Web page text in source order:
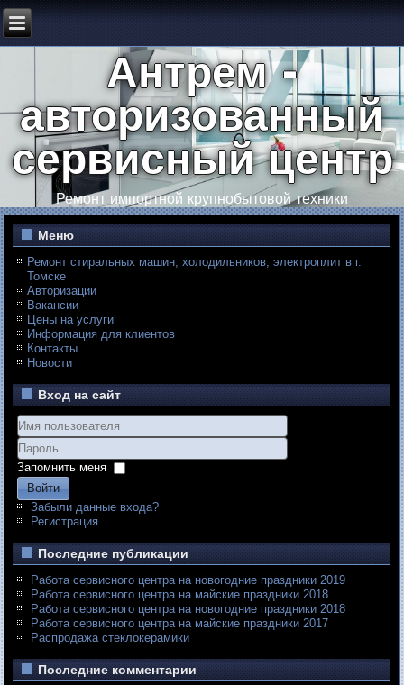
Антрем -
авторизованный
сервисный центр
Ремонт импортной крупнобытовой техники
Меню
Ремонт стиральных машин, холодильников, электроплит в г.
Томске
Авторизации
Вакансии
Цены на услуги
Информация для клиентов
Контакты
Новости
Вход на сайт
Запомнить меня
Войти
Забыли данные входа?
Регистрация
Последние публикации
Работа сервисного центра на новогодние праздники 2019
Работа сервисного центра на майские праздники 2018
Работа сервисного центра на новогодние праздники 2018
Работа сервисного центра на майские праздники 2017
Распродажа стеклокерамики
Последние комментарии